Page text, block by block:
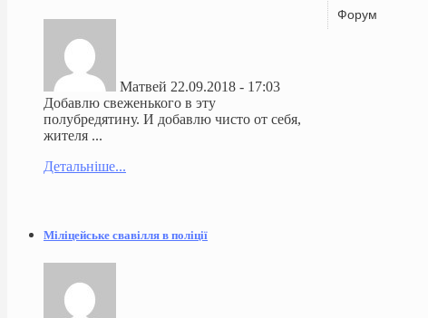
Форум
Матвей 22.09.2018 - 17:03
Добавлю свеженького в эту
полубредятину. И добавлю чисто от себя,
жителя ...
Детальніше...
Міліцейське свавілля в поліції